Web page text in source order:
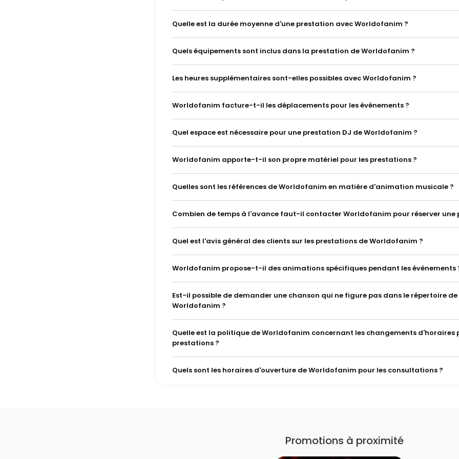
Quelle est la durée moyenne d'une prestation avec Worldofanim ?
Quels équipements sont inclus dans la prestation de Worldofanim ?
Les heures supplémentaires sont-elles possibles avec Worldofanim ?
Worldofanim facture-t-il les déplacements pour les événements ?
Quel espace est nécessaire pour une prestation DJ de Worldofanim ?
Worldofanim apporte-t-il son propre matériel pour les prestations ?
Quelles sont les références de Worldofanim en matière d'animation musicale ?
Combien de temps à l'avance faut-il contacter Worldofanim pour réserver une
Quel est l'avis général des clients sur les prestations de Worldofanim ?
Worldofanim propose-t-il des animations spécifiques pendant les événements
Est-il possible de demander une chanson qui ne figure pas dans le répertoire de
Worldofanim ?
Quelle est la politique de Worldofanim concernant les changements d'horaires
prestations ?
Quels sont les horaires d'ouverture de Worldofanim pour les consultations ?
Promotions à proximité